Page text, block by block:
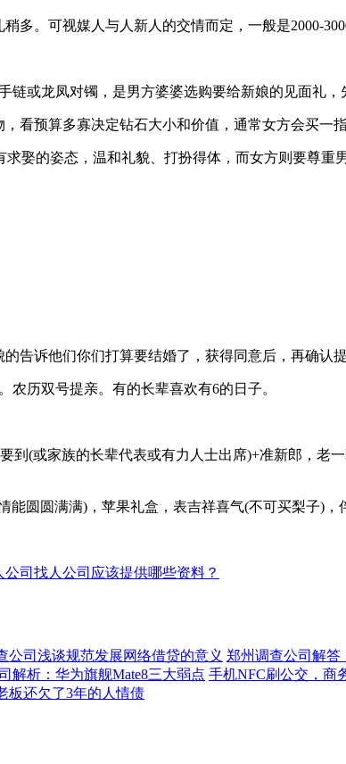
多。可视媒人与人新人的交情而定，一般是2000-
或龙凤对镯，是男方婆婆选购要给新娘的见面礼，
看预算多寡决定钻石大小和价值，通常女方会买一
娶的姿态，温和礼貌、打扮得体，而女方则要尊重
告诉他们你们打算要结婚了，获得同意后，再确认
历双号提亲。有的长辈喜欢有6的日子。
到(或家族的长辈代表或有力人士出席)+准新郎，老
圆圆满满)，苹果礼盒，表吉祥喜气(不可买梨子)
司找人公司应该提供哪些资料？
公司浅谈规范发展网络借贷的意义 郑州调查公司解答
解析：华为旗舰Mate8三大弱点 手机NFC刷公交，商
板还欠了3年的人情债